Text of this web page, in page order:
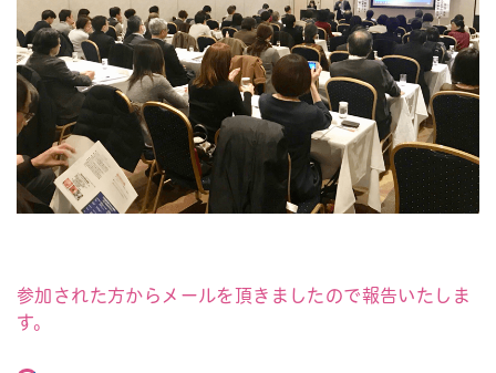
参加された方からメールを頂きましたので報告いたしま
す。